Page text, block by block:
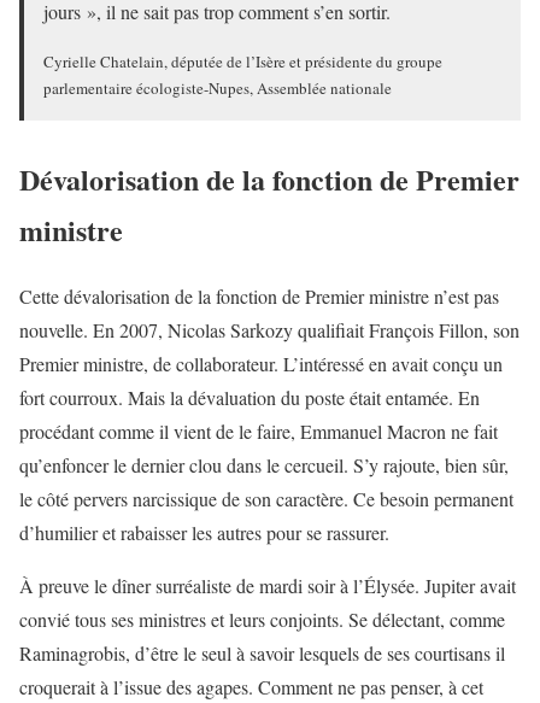
jours », il ne sait pas trop comment s’en sortir.
Cyrielle Chatelain, députée de l’Isère et présidente du groupe
parlementaire écologiste-Nupes, Assemblée nationale
Dévalorisation de la fonction de Premier
ministre
Cette dévalorisation de la fonction de Premier ministre n’est pas
nouvelle. En 2007, Nicolas Sarkozy qualifiait François Fillon, son
Premier ministre, de collaborateur. L’intéressé en avait conçu un
fort courroux. Mais la dévaluation du poste était entamée. En
procédant comme il vient de le faire, Emmanuel Macron ne fait
qu’enfoncer le dernier clou dans le cercueil. S’y rajoute, bien sûr,
le côté pervers narcissique de son caractère. Ce besoin permanent
d’humilier et rabaisser les autres pour se rassurer.
À preuve le dîner surréaliste de mardi soir à l’Élysée. Jupiter avait
convié tous ses ministres et leurs conjoints. Se délectant, comme
Raminagrobis, d’être le seul à savoir lesquels de ses courtisans il
croquerait à l’issue des agapes. Comment ne pas penser, à cet